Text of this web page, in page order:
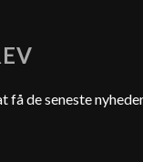
få de seneste